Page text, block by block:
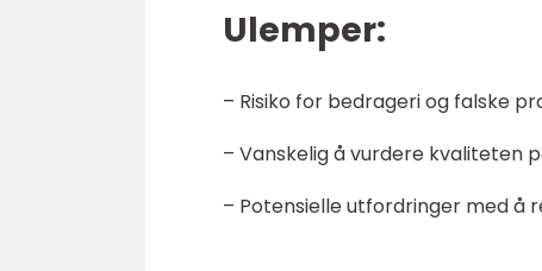
Ulemper:
– Risiko for bedrageri og falske
– Vanskelig å vurdere kvaliteten
– Potensielle utfordringer med